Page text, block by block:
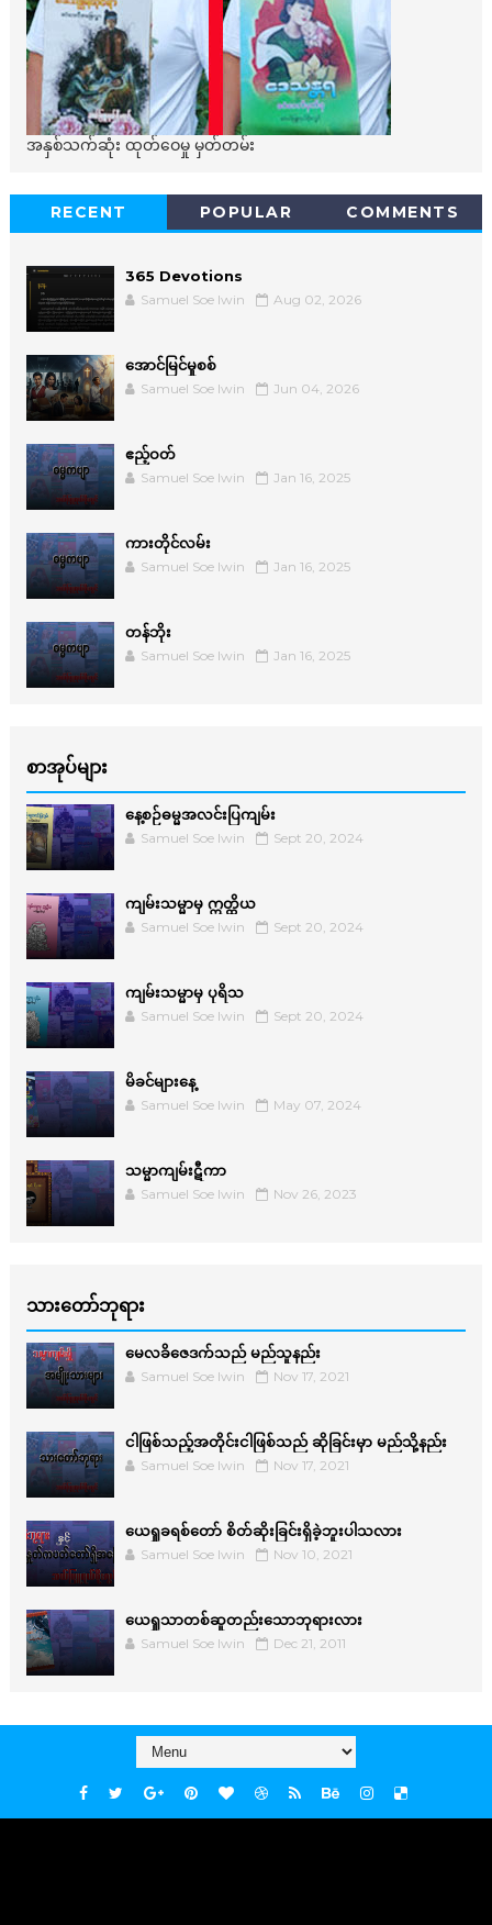
အနှစ်သက်ဆုံး ထုတ်ဝေမှု မှတ်တမ်း
RECENT POPULAR COMMENTS
365 Devotions
Samuel Soe lwin Aug 02, 2026
အောင်မြင်မှုစစ်
Samuel Soe lwin Jun 04, 2026
ဧည့်ဝတ်
Samuel Soe lwin Jan 16, 2025
ကားတိုင်လမ်း
Samuel Soe lwin Jan 16, 2025
တန်ဘိုး
Samuel Soe lwin Jan 16, 2025
စာအုပ်များ
နေ့စဉ်ဓမ္မအလင်းပြကျမ်း
Samuel Soe lwin Sept 20, 2024
ကျမ်းသမ္မာမှ ဣတ္ထိယ
Samuel Soe lwin Sept 20, 2024
ကျမ်းသမ္မာမှ ပုရိသ
Samuel Soe lwin Sept 20, 2024
မိခင်များနေ့
Samuel Soe lwin May 07, 2024
သမ္မာကျမ်းဋီကာ
Samuel Soe lwin Nov 26, 2023
သားတော်ဘုရား
မေလခိဇေဒက်သည် မည်သူနည်း
Samuel Soe lwin Nov 17, 2021
ငါဖြစ်သည့်အတိုင်းငါဖြစ်သည် ဆိုခြင်းမှာ မည်သို့နည်း
Samuel Soe lwin Nov 17, 2021
ယေရှုခရစ်တော် စိတ်ဆိုးခြင်းရှိခဲ့ဘူးပါသလား
Samuel Soe lwin Nov 10, 2021
ယေရှုသာတစ်ဆူတည်းသောဘုရားလား
Samuel Soe lwin Dec 21, 2011